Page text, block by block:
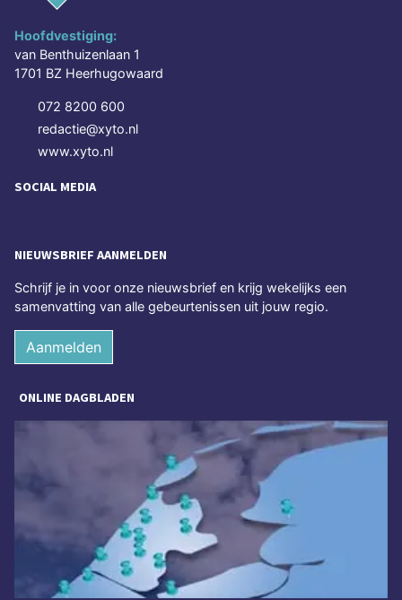
Hoofdvestiging:
van Benthuizenlaan 1
1701 BZ Heerhugowaard
072 8200 600
redactie@xyto.nl
www.xyto.nl
SOCIAL MEDIA
NIEUWSBRIEF AANMELDEN
Schrijf je in voor onze nieuwsbrief en krijg wekelijks een
samenvatting van alle gebeurtenissen uit jouw regio.
Aanmelden
ONLINE DAGBLADEN